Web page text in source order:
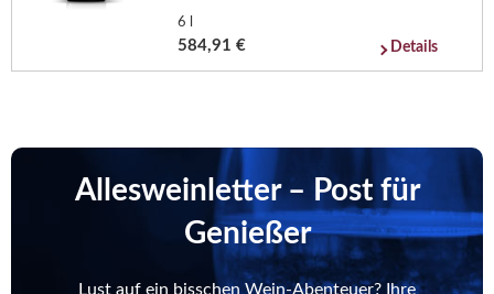
6 l
584,91 € Details
Allesweinletter – Post für
Genießer
Lust auf ein bisschen Wein-Abenteuer? Ihre